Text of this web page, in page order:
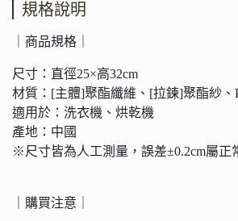
規格說明
｜商品規格｜
尺寸：直徑25×高32cm
材質：[主體]聚酯纖維、[拉鍊]聚酯紗、
適用於：洗衣機、烘乾機
產地：中國
※尺寸皆為人工測量，誤差±0.2cm屬正
｜購買注意｜